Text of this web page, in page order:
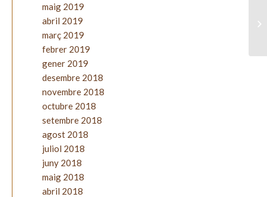
maig 2019
abril 2019
març 2019
febrer 2019
gener 2019
desembre 2018
novembre 2018
octubre 2018
setembre 2018
agost 2018
juliol 2018
juny 2018
maig 2018
abril 2018